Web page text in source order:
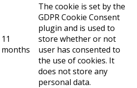
11
months
The cookie is set by the
GDPR Cookie Consent
plugin and is used to
store whether or not
user has consented to
the use of cookies. It
does not store any
personal data.